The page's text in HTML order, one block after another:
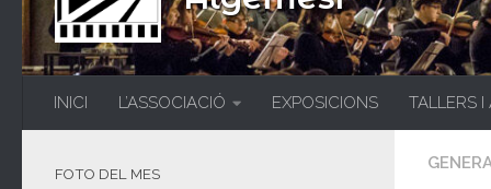
INICI L’ASSOCIACIÓ EXPOSICIONS TALLERS I
FOTO DEL MES